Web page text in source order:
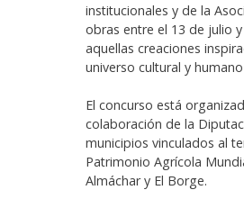
institucionales y de la
obras entre el 13 de julio
aquellas creaciones
universo cultural y
El concurso está
colaboración de la
municipios vinculados al
Patrimonio Agrícola
Almáchar y El Borge.